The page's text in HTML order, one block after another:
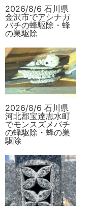
2026/8/6 石川県
金沢市でアシナガ
バチの蜂駆除・蜂
の巣駆除
2026/8/6 石川県
河北郡宝達志水町
でモンスズメバチ
の蜂駆除・蜂の巣
駆除